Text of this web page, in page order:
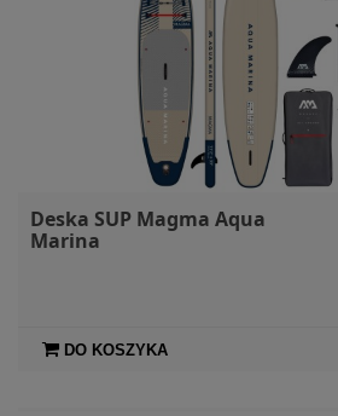
Deska SUP Magma Aqua
Marina
DO KOSZYKA